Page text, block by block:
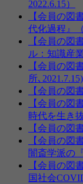
2022.6.15）
【会員の図
代化過程』
【会員の図
ル：知識産
【会員の図
所､2021.7.15)
【会員の図
【会員の図
時代を生き
【会員の図
【会員の図
闇斎学派の
【会員の図
国社会